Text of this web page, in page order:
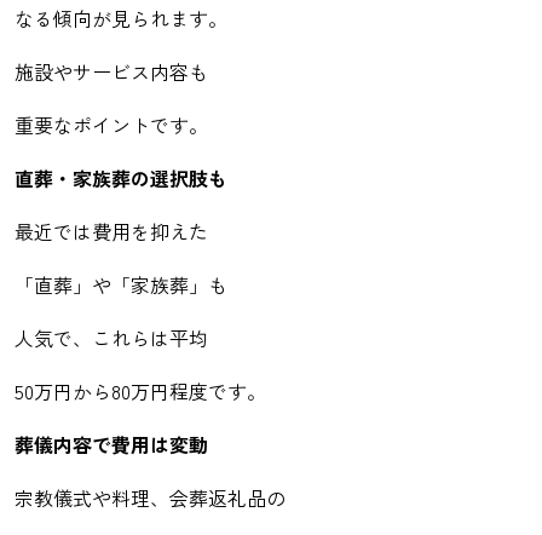
なる傾向が見られます。
施設やサービス内容も
重要なポイントです。
直葬・家族葬の選択肢も
最近では費用を抑えた
「直葬」や「家族葬」も
人気で、これらは平均
50万円から80万円程度です。
葬儀内容で費用は変動
宗教儀式や料理、会葬返礼品の